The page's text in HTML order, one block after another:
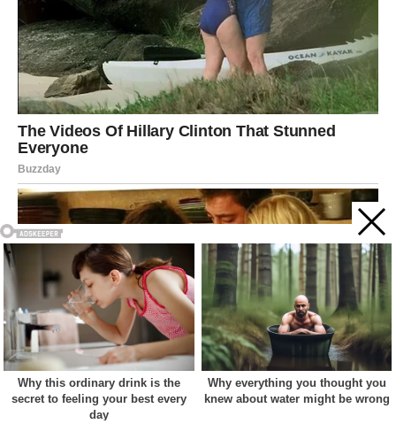
Acest site web folosește cookie-uri pentru a vă îmbunătăți
experiența. Vom presupune că sunteți de acord cu asta dacă
vă continuați navigarea.
Cookie settings ACCEPT